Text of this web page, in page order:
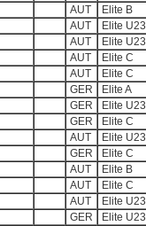
AUT Elite B
AUT Elite U23
AUT Elite U23
AUT Elite C
AUT Elite C
GER Elite A
GER Elite U23
GER Elite C
AUT Elite
GER Elite C
AUT Elite B
AUT Elite C
AUT Elite U23
GER Elite